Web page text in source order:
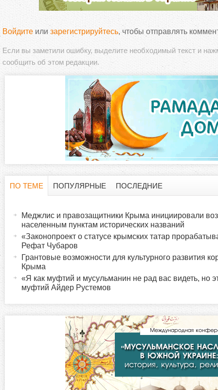
Войдите или зарегистрируйтесь, чтобы отправлять
Если вы заметили ошибку, выделите необходимый текст и
сообщить об этом редакции.
о
ПО ТЕМЕ
ПОПУЛЯРНЫЕ ПОСЛЕДНИЕ
Меджлис и правозащитники Крыма инициировали
населенным пунктам исторических названий
«Законопроект о статусе крымских татар
Рефат Чубаров
Грантовые возможности для культурного развития
Крыма
«Я как муфтий и мусульманин не рад вас видеть,
муфтий Айдер Рустемов